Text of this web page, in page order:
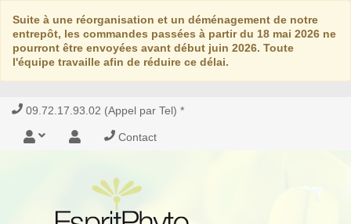
Suite à une réorganisation et un déménagement de notre
entrepôt, les commandes passées à partir du 18 mai 2026 ne
pourront être envoyées avant début juin 2026. Toute
l'équipe travaille afin de réduire ce délai.
09.72.17.93.02 (Appel par Tel) *
Contact